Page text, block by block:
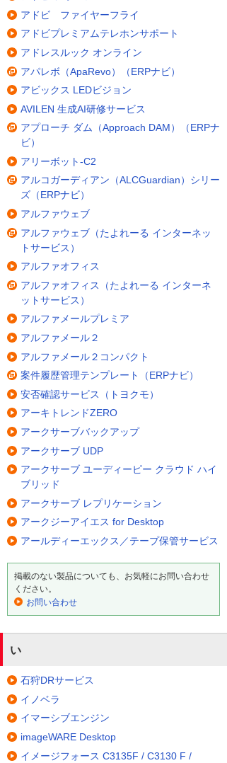
アドビ ファイヤーフライ
アドビプレミアムテレホンサポート
アドレスルック オンライン
アパレボ（ApaRevo）（ERPナビ）
アビックス LEDビジョン
AVILEN 生成AI研修サービス
アプローチ ダム（Approach DAM）（ERPナ
ビ）
アリーボット-C2
アルコガーディアン（ALCGuardian）シリー
ズ（ERPナビ）
アルファウェブ
アルファウェブ（たよれーる インターネッ
トサービス）
アルファオフィス
アルファオフィス（たよれーる インターネ
ットサービス）
アルファメールプレミア
アルファメール２
アルファメール２コンパクト
案件履歴管理テンプレート（ERPナビ）
安否確認サービス（トヨクモ）
アーキトレンドZERO
アークサーブバックアップ
アークサーブ UDP
アークサーブ ユーディーピー クラウド ハイ
ブリッド
アークサーブ レプリケーション
アークジーアイエス for Desktop
アールディーエックス／テープ保管サービス
掲載のない製品についても、お気軽にお問い合わせ
ください。
お問い合わせ
い
石狩DRサービス
イノベラ
イマーシブエンジン
imageWARE Desktop
イメージフォース C3135F / C3130 F /